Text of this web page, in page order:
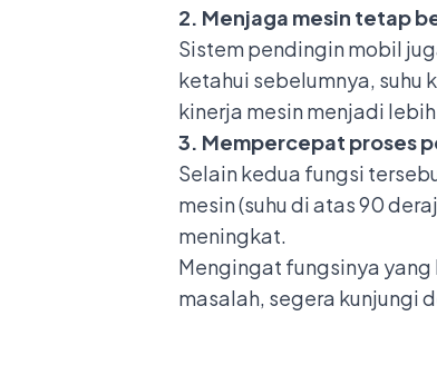
2. Menjaga mesin tetap
Sistem pendingin mobil
ketahui sebelumnya, suhu
kinerja mesin menjadi
3. Mempercepat proses
Selain kedua fungsi
mesin (suhu di atas 90
meningkat.
Mengingat fungsinya
masalah, segera kunjungi